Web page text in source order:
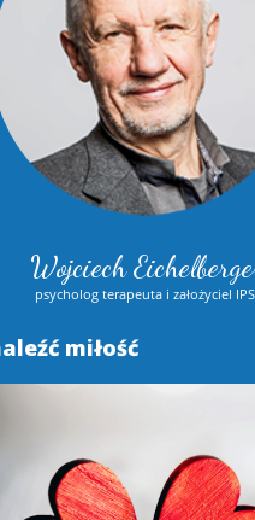
Wojciech
psycholog terapeuta i założyciel
miłość